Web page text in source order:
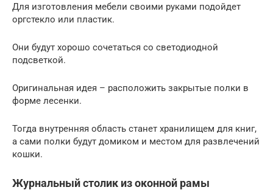
Для изготовления мебели своими руками подойдет
оргстекло или пластик.
Они будут хорошо сочетаться со светодиодной
подсветкой.
Оригинальная идея – расположить закрытые полки в
форме лесенки.
Тогда внутренняя область станет хранилищем для книг,
а сами полки будут домиком и местом для развлечений
кошки.
Журнальный столик из оконной рамы